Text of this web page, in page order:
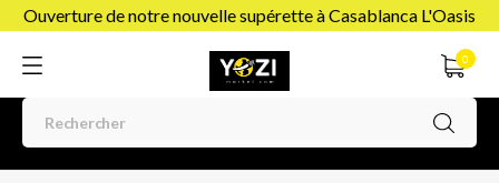
Ouverture de notre nouvelle supérette à Casablanca L'Oasis
0